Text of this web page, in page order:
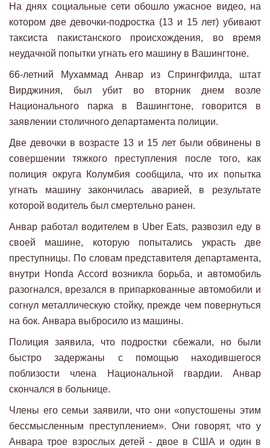
На днях социальные сети обошло ужасное видео, на
котором две девочки-подростка (13 и 15 лет) убивают
таксиста пакистанского происхождения, во время
неудачной попытки угнать его машину в Вашингтоне.
66-летний Мухаммад Анвар из Спрингфилда, штат
Вирджиния, был убит во вторник днем возле
Национального парка в Вашингтоне, говорится в
заявлении столичного департамента полиции.
Две девочки в возрасте 13 и 15 лет были обвинены в
совершении тяжкого преступления после того, как
полиция округа Колумбия сообщила, что их попытка
угнать машину закончилась аварией, в результате
которой водитель был смертельно ранен.
Анвар работал водителем в Uber Eats, развозил еду в
своей машине, которую попытались украсть две
преступницы. По словам представителя департамента,
внутри Honda Accord возникла борьба, и автомобиль
разогнался, врезался в припаркованные автомобили и
согнул металлическую стойку, прежде чем повернуться
на бок. Анвара выбросило из машины.
Полиция заявила, что подростки сбежали, но были
быстро задержаны с помощью находившегося
поблизости члена Национальной гвардии. Анвар
скончался в больнице.
Члены его семьи заявили, что они «опустошены этим
бессмысленным преступлением». Они говорят, что у
Анвара трое взрослых детей - двое в США и один в